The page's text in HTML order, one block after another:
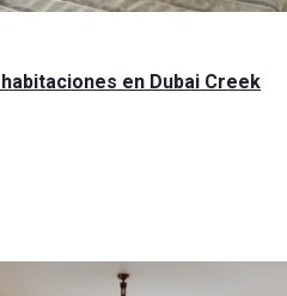
en Dubai Creek